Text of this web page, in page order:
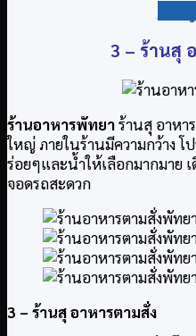
3 – ร้านสุ
ร้านอาหารพัทยาร้านสุ อาหา
ใหญ่ ภายในร้านมีความกว้าง โ
ร่อยๆและน้ำให้เลือกมากมาย
จอดรถสะดวก
3 – ร้านสุ อาหารตามสั่ง